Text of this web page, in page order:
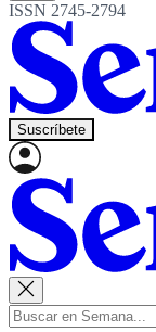
ISSN 2745-2794
Suscríbete